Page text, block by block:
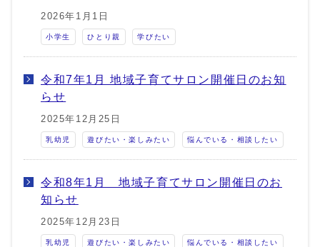
2026年1月1日
小学生 ひとり親 学びたい
令和7年1月 地域子育てサロン開催日のお知
らせ
2025年12月25日
乳幼児 遊びたい・楽しみたい 悩んでいる・相談したい
令和8年1月 地域子育てサロン開催日のお
知らせ
2025年12月23日
乳幼児 遊びたい・楽しみたい 悩んでいる・相談したい